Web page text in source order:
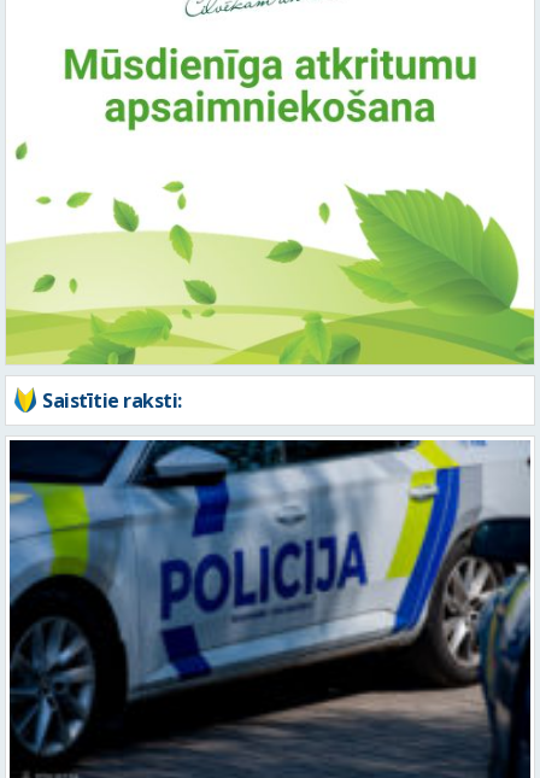
Saistītie raksti:
Valmierā notikusi auto un motocikla sadursme